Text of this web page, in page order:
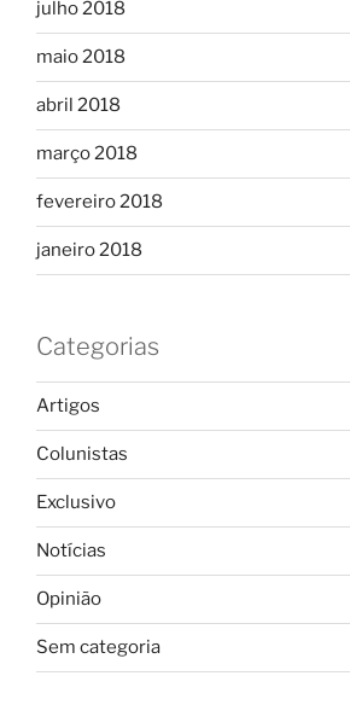
julho 2018
maio 2018
abril 2018
março 2018
fevereiro 2018
janeiro 2018
Categorias
Artigos
Colunistas
Exclusivo
Notícias
Opinião
Sem categoria